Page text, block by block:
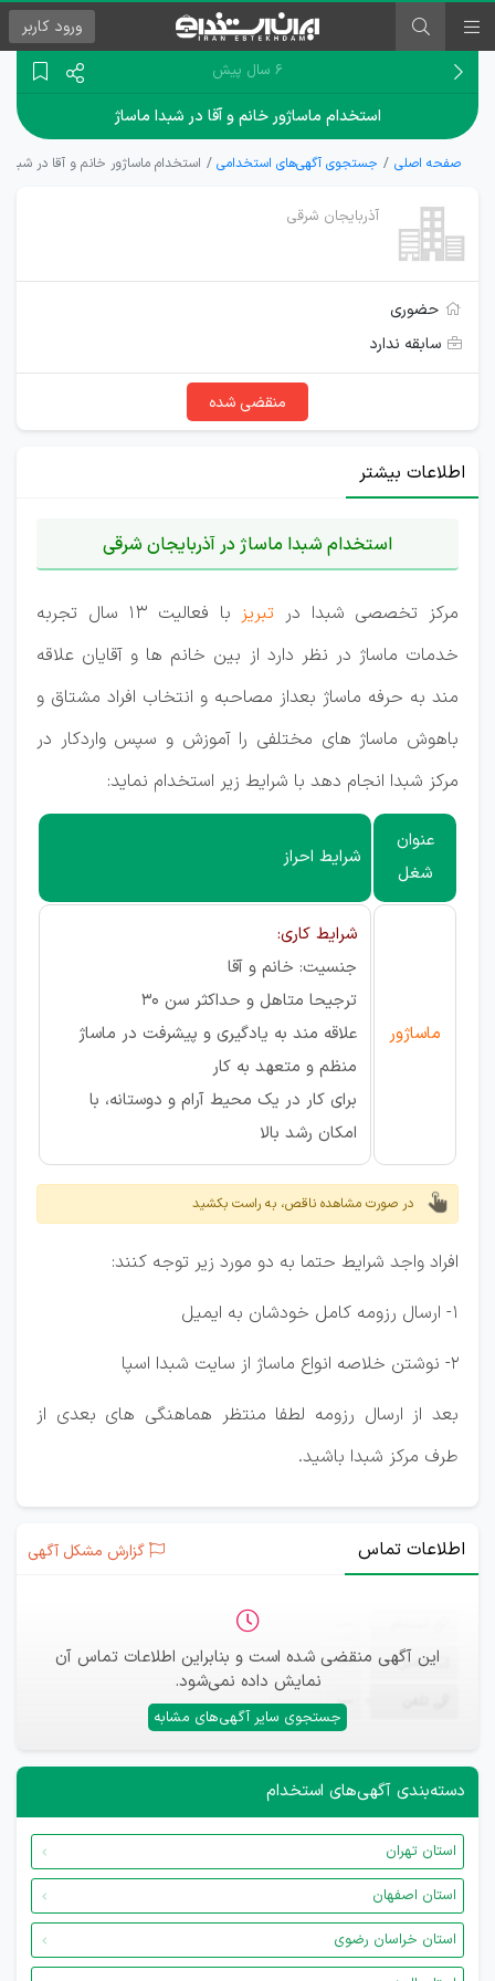
ورود کاربر
۶ سال پیش
استخدام ماساژور خانم و آقا در شبدا ماساژ
صفحه اصلی جستجوی آگهی‌های استخدامی استخدام ماساژور خانم و آقا در شبدا
آذربایجان شرقی
حضوری
سابقه ندارد
منقضی شده
اطلاعات بیشتر
استخدام شبدا ماساژ در آذربایجان شرقی
مرکز تخصصی شبدا در تبریز
با فعالیت 13 سال تجربه
خدمات ماساژ در نظر دارد از بین خانم ها و آقایان علاقه
مند به حرفه ماساژ بعداز مصاحبه و انتخاب افراد مشتاق و
باهوش ماساژ های مختلفی را آموزش و سپس واردکار در
مرکز شبدا انجام دهد با شرایط زیر استخدام نماید:
عنوان
شغل
شرایط احراز
ماساژور
شرایط کاری:
جنسیت: خانم و آقا
ترجیحا متاهل و حداکثر سن 30
علاقه مند به یادگیری و پیشرفت در ماساژ
منظم و متعهد به کار
برای کار در یک محیط آرام و دوستانه، با
امکان رشد بالا
در صورت مشاهده ناقص، به راست بکشید
افراد واجد شرایط حتما به دو مورد زیر توجه کنند:
1- ارسال رزومه کامل خودشان به ایمیل
2- نوشتن خلاصه انواع ماساژ از سایت شبدا اسپا
بعد از ارسال رزومه لطفا منتظر هماهنگی های بعدی از
طرف مرکز شبدا باشید.
اطلاعات تماس گزارش مشکل آگهی
این آگهی منقضی شده است و بنابراین اطلاعات تماس آن
نمایش داده نمی‌شود.
جستجوی سایر آگهی‌های مشابه
ایمیل —
—
دسته‌بندی آگهی‌های استخدام
استان تهران
استان اصفهان
استان خراسان رضوی